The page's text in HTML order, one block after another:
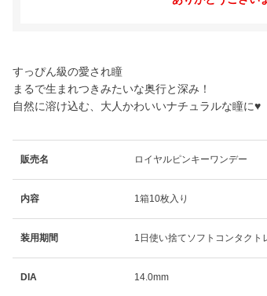
すっぴん級の愛され瞳
まるで生まれつきみたいな奥行と深み！
自然に溶け込む、大人かわいいナチュラルな瞳に♥
販売名 ロイヤルピンキーワンデー
内容 1箱10枚入り
装用期間 1日使い捨てソフトコンタクト
DIA 14.0mm